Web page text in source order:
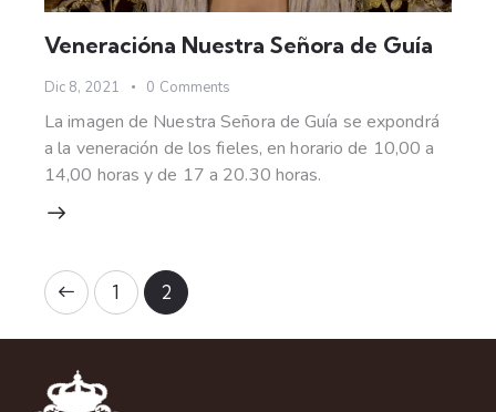
Veneracióna Nuestra Señora de Guía
Dic 8, 2021 0 Comments
La imagen de Nuestra Señora de Guía se expondrá
a la veneración de los fieles, en horario de 10,00 a
14,00 horas y de 17 a 20.30 horas.
1 2